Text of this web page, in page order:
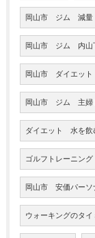
岡山市 ジム 減量
岡山市 ジム 内山
岡山市 ダイエッ
岡山市 ジム 主婦
ダイエット 水を飲
ゴルフトレーニン
岡山市 安価パーソ
ウォーキングのタイ